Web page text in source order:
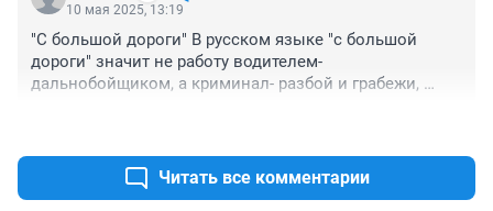
10 мая 2025, 13:19
"С большой дороги" В русском языке "с большой
дороги" значит не работу водителем-
дальнобойщиком, а криминал- разбой и грабежи,
Читать все комментарии